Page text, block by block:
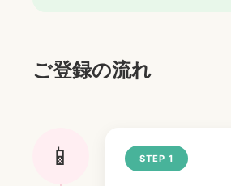
ご登録の流れ
📱 STEP 1